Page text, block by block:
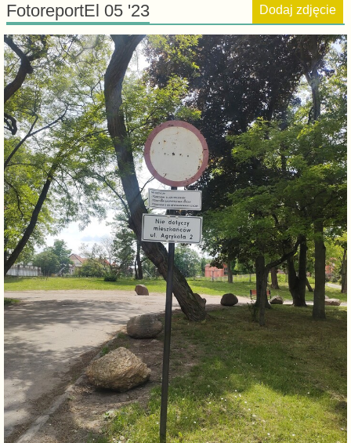
FotoreportEl 05 '23 Dodaj zdjęcie